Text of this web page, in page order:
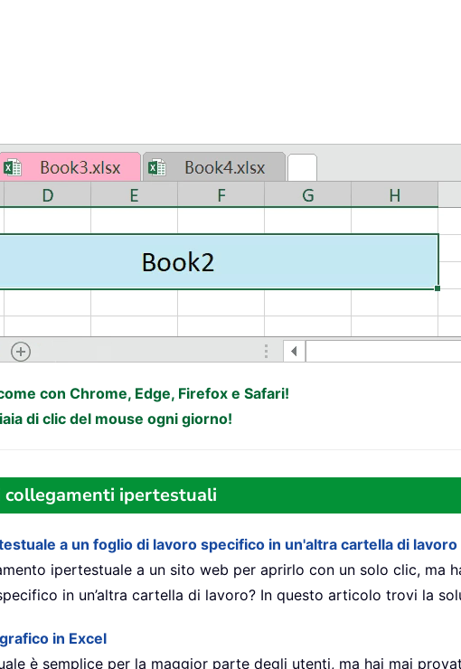
con Chrome, Edge, Firefox e Safari!
di clic del mouse ogni giorno!
ipertestuali
a un foglio di lavoro specifico in un'altra cartella di lavoro
ipertestuale a un sito web per aprirlo con un solo clic, ma
in un’altra cartella di lavoro? In questo articolo trovi la
in Excel
è semplice per la maggior parte degli utenti, ma hai mai